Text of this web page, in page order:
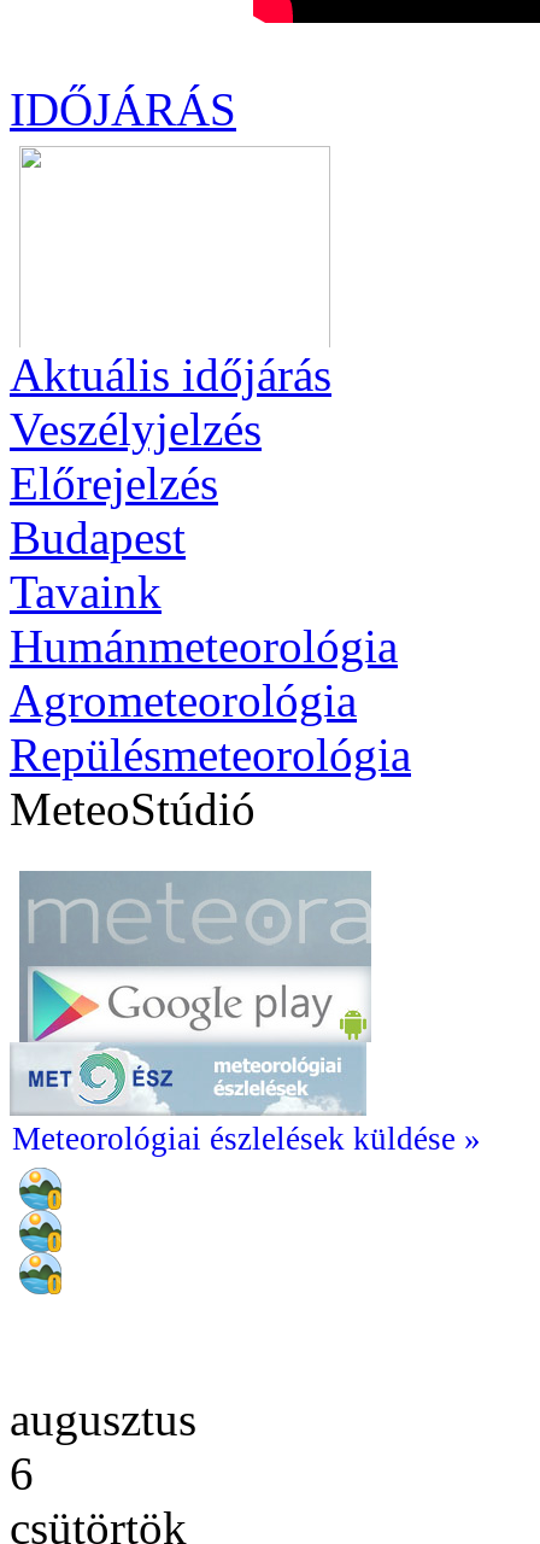
IDŐJÁRÁS
Aktuális időjárás
Veszélyjelzés
Előrejelzés
Budapest
Tavaink
Humánmeteorológia
Agrometeorológia
Repülésmeteorológia
MeteoStúdió
Meteorológiai észlelések küldése »
augusztus
6
csütörtök